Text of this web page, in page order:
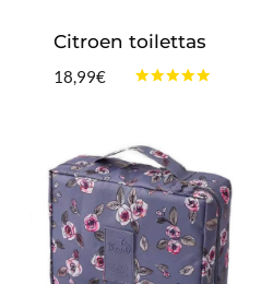
Citroen toilettas
18,99€